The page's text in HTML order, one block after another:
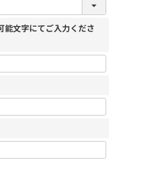
文字にてご入力くださ